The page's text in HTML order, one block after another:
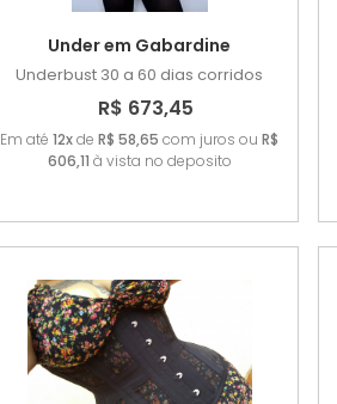
Under em Gabardine
Underbust 30 a 60 dias corridos
R$ 673,45
Em até12xdeR$ 58,65 com juros ouR$
606,11 à vista no deposito